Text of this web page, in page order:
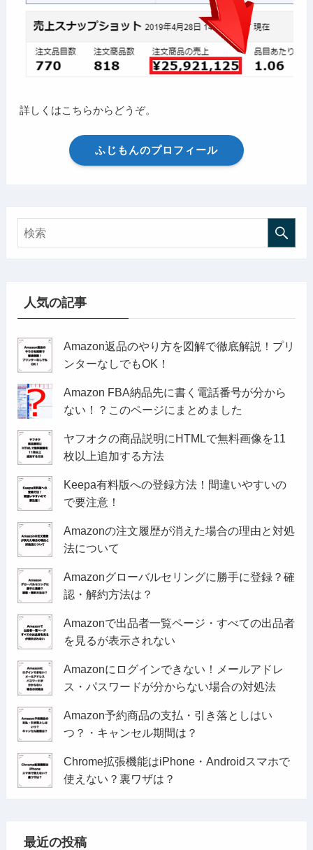
詳しくはこちらからどうぞ。
ふじもんのプロフィール
人気の記事
Amazon返品のやり方を図解で徹底解説！プリ
ンターなしでもOK！
Amazon FBA納品先に書く電話番号が分から
ない！？このページにまとめました
ヤフオクの商品説明にHTMLで無料画像を11
枚以上追加する方法
Keepa有料版への登録方法！間違いやすいの
で要注意！
Amazonの注文履歴が消えた場合の理由と対処
法について
Amazonグローバルセリングに勝手に登録？確
認・解約方法は？
Amazonで出品者一覧ページ・すべての出品者
を見るが表示されない
Amazonにログインできない！メールアドレ
ス・パスワードが分からない場合の対処法
Amazon予約商品の支払・引き落としはい
つ？・キャンセル期間は？
Chrome拡張機能はiPhone・Androidスマホで
使えない？裏ワザは？
最近の投稿